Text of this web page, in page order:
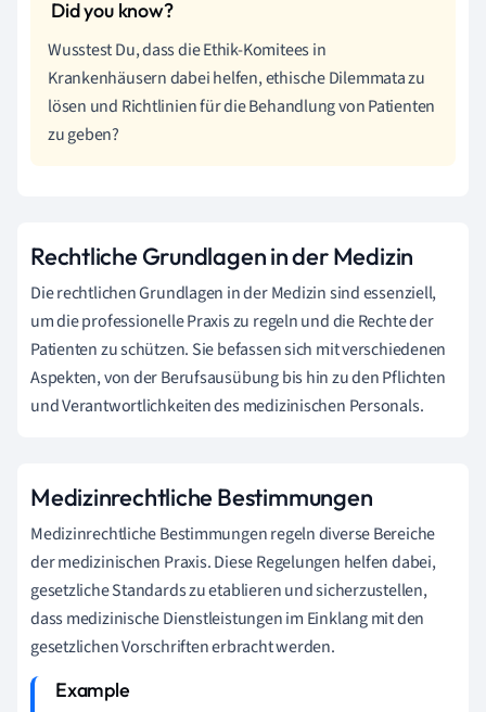
Wusstest Du, dass die Ethik-Komitees in
Krankenhäusern dabei helfen, ethische Dilemmata zu
lösen und Richtlinien für die Behandlung von Patienten
zu geben?
Rechtliche Grundlagen in der Medizin
Die rechtlichen Grundlagen in der Medizin sind essenziell,
um die professionelle Praxis zu regeln und die Rechte der
Patienten zu schützen. Sie befassen sich mit verschiedenen
Aspekten, von der Berufsausübung bis hin zu den Pflichten
und Verantwortlichkeiten des medizinischen Personals.
Medizinrechtliche Bestimmungen
Medizinrechtliche Bestimmungen regeln diverse Bereiche
der medizinischen Praxis. Diese Regelungen helfen dabei,
gesetzliche Standards zu etablieren und sicherzustellen,
dass medizinische Dienstleistungen im Einklang mit den
gesetzlichen Vorschriften erbracht werden.